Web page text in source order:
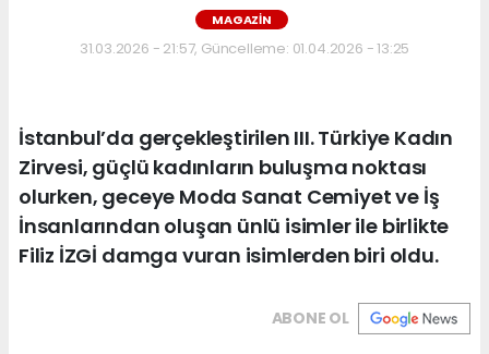
MAGAZIN
31.03.2026 - 21:57, Güncelleme: 01.04.2026 - 13:25
İstanbul’da gerçekleştirilen III. Türkiye Kadın
Zirvesi, güçlü kadınların buluşma noktası
olurken, geceye Moda Sanat Cemiyet ve İş
İnsanlarından oluşan ünlü isimler ile birlikte
Filiz İZGİ damga vuran isimlerden biri oldu.
ABONE OL